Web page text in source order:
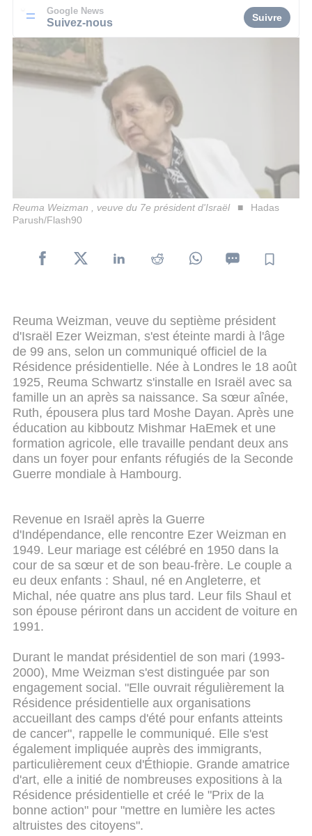
Google News
Suivez-nous Suivre
Reuma Weizman , veuve du 7e président d'Israël
Hadas
Parush/Flash90
Reuma Weizman, veuve du septième président
d'Israël Ezer Weizman, s'est éteinte mardi à l'âge
de 99 ans, selon un communiqué officiel de la
Résidence présidentielle. Née à Londres le 18 août
1925, Reuma Schwartz s'installe en Israël avec sa
famille un an après sa naissance. Sa sœur aînée,
Ruth, épousera plus tard Moshe Dayan. Après une
éducation au kibboutz Mishmar HaEmek et une
formation agricole, elle travaille pendant deux ans
dans un foyer pour enfants réfugiés de la Seconde
Guerre mondiale à Hambourg.
Revenue en Israël après la Guerre
d'Indépendance, elle rencontre Ezer Weizman en
1949. Leur mariage est célébré en 1950 dans la
cour de sa sœur et de son beau-frère. Le couple a
eu deux enfants : Shaul, né en Angleterre, et
Michal, née quatre ans plus tard. Leur fils Shaul et
son épouse périront dans un accident de voiture en
1991.
Durant le mandat présidentiel de son mari (1993-
2000), Mme Weizman s'est distinguée par son
engagement social. "Elle ouvrait régulièrement la
Résidence présidentielle aux organisations
accueillant des camps d'été pour enfants atteints
de cancer", rappelle le communiqué. Elle s'est
également impliquée auprès des immigrants,
particulièrement ceux d'Éthiopie. Grande amatrice
d'art, elle a initié de nombreuses expositions à la
Résidence présidentielle et créé le "Prix de la
bonne action" pour "mettre en lumière les actes
altruistes des citoyens".